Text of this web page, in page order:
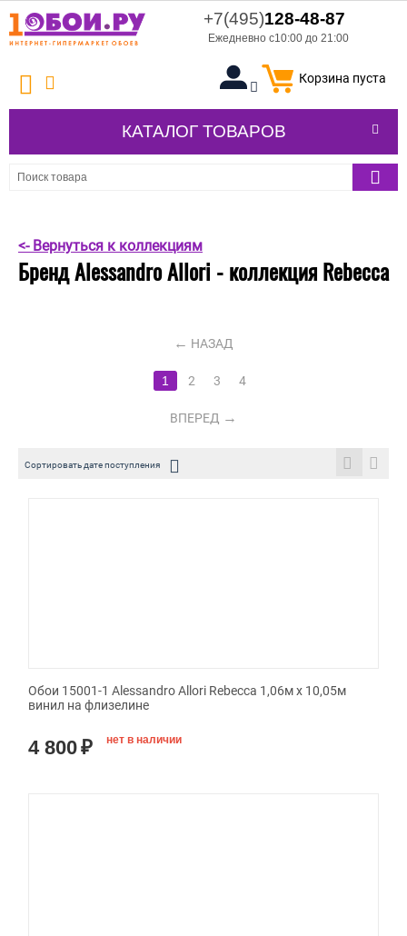
+7(495)128-48-87
Ежедневно с10:00 до 21:00
Корзина пуста
КАТАЛОГ ТОВАРОВ
<- Вернуться к коллекциям
Бренд Alessandro Allori - коллекция Rebecca
НАЗАД
1 2 3 4
ВПЕРЕД
Сортировать дате поступления
Обои 15001-1 Alessandro Allori Rebecca 1,06м х 10,05м
винил на флизелине
4 800₽ нет в наличии